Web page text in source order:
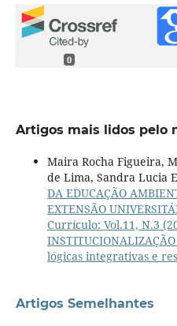
0
Artigos mais lidos pelo
Maira Rocha Figueira,
de Lima, Sandra Lucia
DA EDUCAÇÃO
EXTENSÃO
Currículo: Vol.11, N.3
lógicas integrativas e
Artigos Semelhantes